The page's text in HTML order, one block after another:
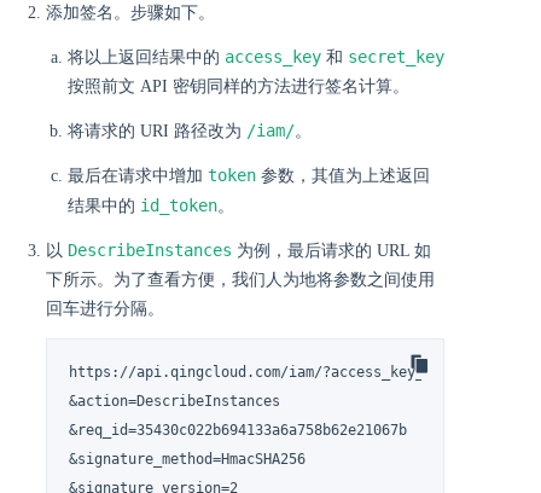
添加签名。步骤如下。
将以上返回结果中的 access_key 和 secret_key
按照前文 API 密钥同样的方法进行签名计算。
将请求的 URI 路径改为 /iam/。
最后在请求中增加 token 参数，其值为上述返回
结果中的 id_token。
以 DescribeInstances 为例，最后请求的 URL 如
下所示。为了查看方便，我们人为地将参数之间使用
回车进行分隔。
https://api.qingcloud.com/iam/
&action=DescribeInstances
&req_id=35430c022b694133a6a758b62e21067b
&signature_method=HmacSHA256
&signature_version=2